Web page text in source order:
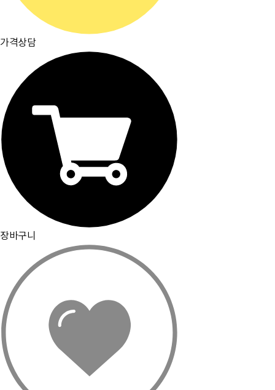
가격상담
장바구니